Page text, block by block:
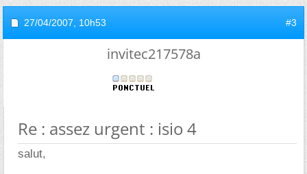
27/04/2007, 10h53 #3
invitec217578a
Re : assez urgent : isio 4
salut,